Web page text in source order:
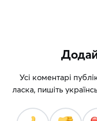
Усі коментарі
ласка, пишіть